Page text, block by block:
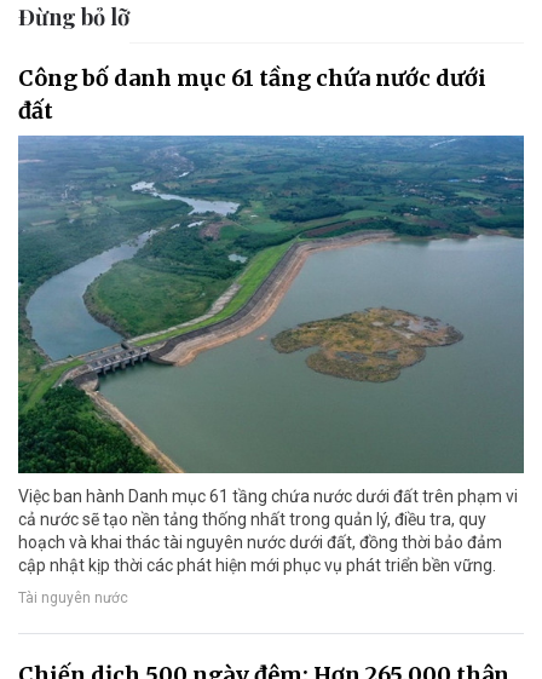
Đừng bỏ lỡ
Công bố danh mục 61 tầng chứa nước dưới
đất
Việc ban hành Danh mục 61 tầng chứa nước dưới đất trên phạm vi
cả nước sẽ tạo nền tảng thống nhất trong quản lý, điều tra, quy
hoạch và khai thác tài nguyên nước dưới đất, đồng thời bảo đảm
cập nhật kịp thời các phát hiện mới phục vụ phát triển bền vững.
Tài nguyên nước